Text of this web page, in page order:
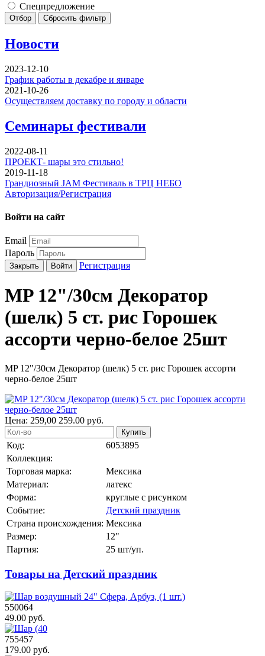
Спецпредложение
Отбор Сбросить фильтр
Новости
2023-12-10
График работы в декабре и январе
2021-10-26
Осуществляем доставку по городу и области
Семинары фестивали
2022-08-11
ПРОЕКТ- шары это стильно!
2019-11-18
Грандиозный JAM Фестиваль в ТРЦ НЕБО
Авторизация/Регистрация
Войти на сайт
Email
Пароль
Закрыть Войти Регистрация
MP 12"/30см Декоратор
(шелк) 5 ст. рис Горошек
ассорти черно-белое 25шт
MP 12"/30см Декоратор (шелк) 5 ст. рис Горошек ассорти
черно-белое 25шт
Цена: 259,00 259.00 руб.
Купить
Код:
6053895
Коллекция:
Торговая марка:
Мексика
Материал:
латекс
Форма:
круглые с рисунком
Событие:
Детский праздник
Страна происхождения: Мексика
Размер:
12"
Партия:
25 шт/уп.
Товары на Детский праздник
550064
49.00 руб.
755457
179.00 руб.